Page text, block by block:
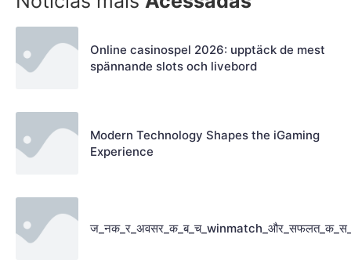
Online casinospel 2026: upptäck de mest
spännande slots och livebord
Modern Technology Shapes the iGaming
Experience